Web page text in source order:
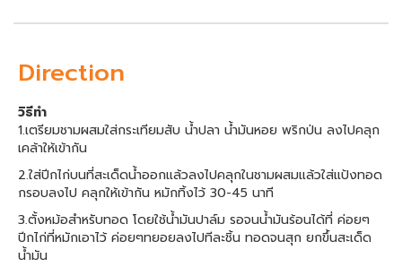
Direction
วิธีทำ
1.เตรียมชามผสมใส่กระเทียมสับ น้ำปลา น้ำมันหอย พริกป่น ลงไปคลุก
เคล้าให้เข้ากัน
2.ใส่ปีกไก่บนที่สะเด็ดน้ำออกแล้วลงไปคลุกในชามผสมแล้วใส่แป้งทอด
กรอบลงไป คลุกให้เข้ากัน หมักทิ้งไว้ 30-45 นาที
3.ตั้งหม้อสำหรับทอด โดยใช้น้ำมันปาล์ม รอจนน้ำมันร้อนได้ที่ ค่อยๆ
ปีกไก่ที่หมักเอาไว้ ค่อยๆทยอยลงไปทีละชิ้น ทอดจนสุก ยกขึ้นสะเด็ด
น้ำมัน